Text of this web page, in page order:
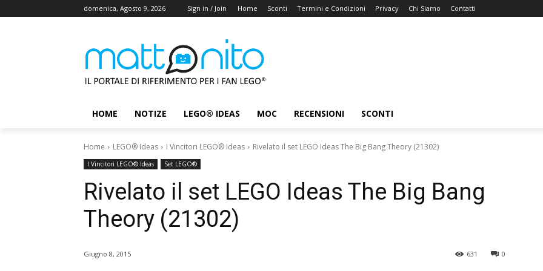
domenica, Agosto 9, 2026 Sign in / Join Home Sconti Termini e Condizioni Privacy Chi Siamo Contatti
HOME NOTIZE LEGO® IDEAS MOC RECENSIONI SCONTI
Home LEGO® Ideas I Vincitori LEGO® Ideas Rivelato il set LEGO Ideas The Big Bang Theory (21302)
I Vincitori LEGO® Ideas Set LEGO®
Rivelato il set LEGO Ideas The Big Bang
Theory (21302)
Giugno 8, 2015 0
631